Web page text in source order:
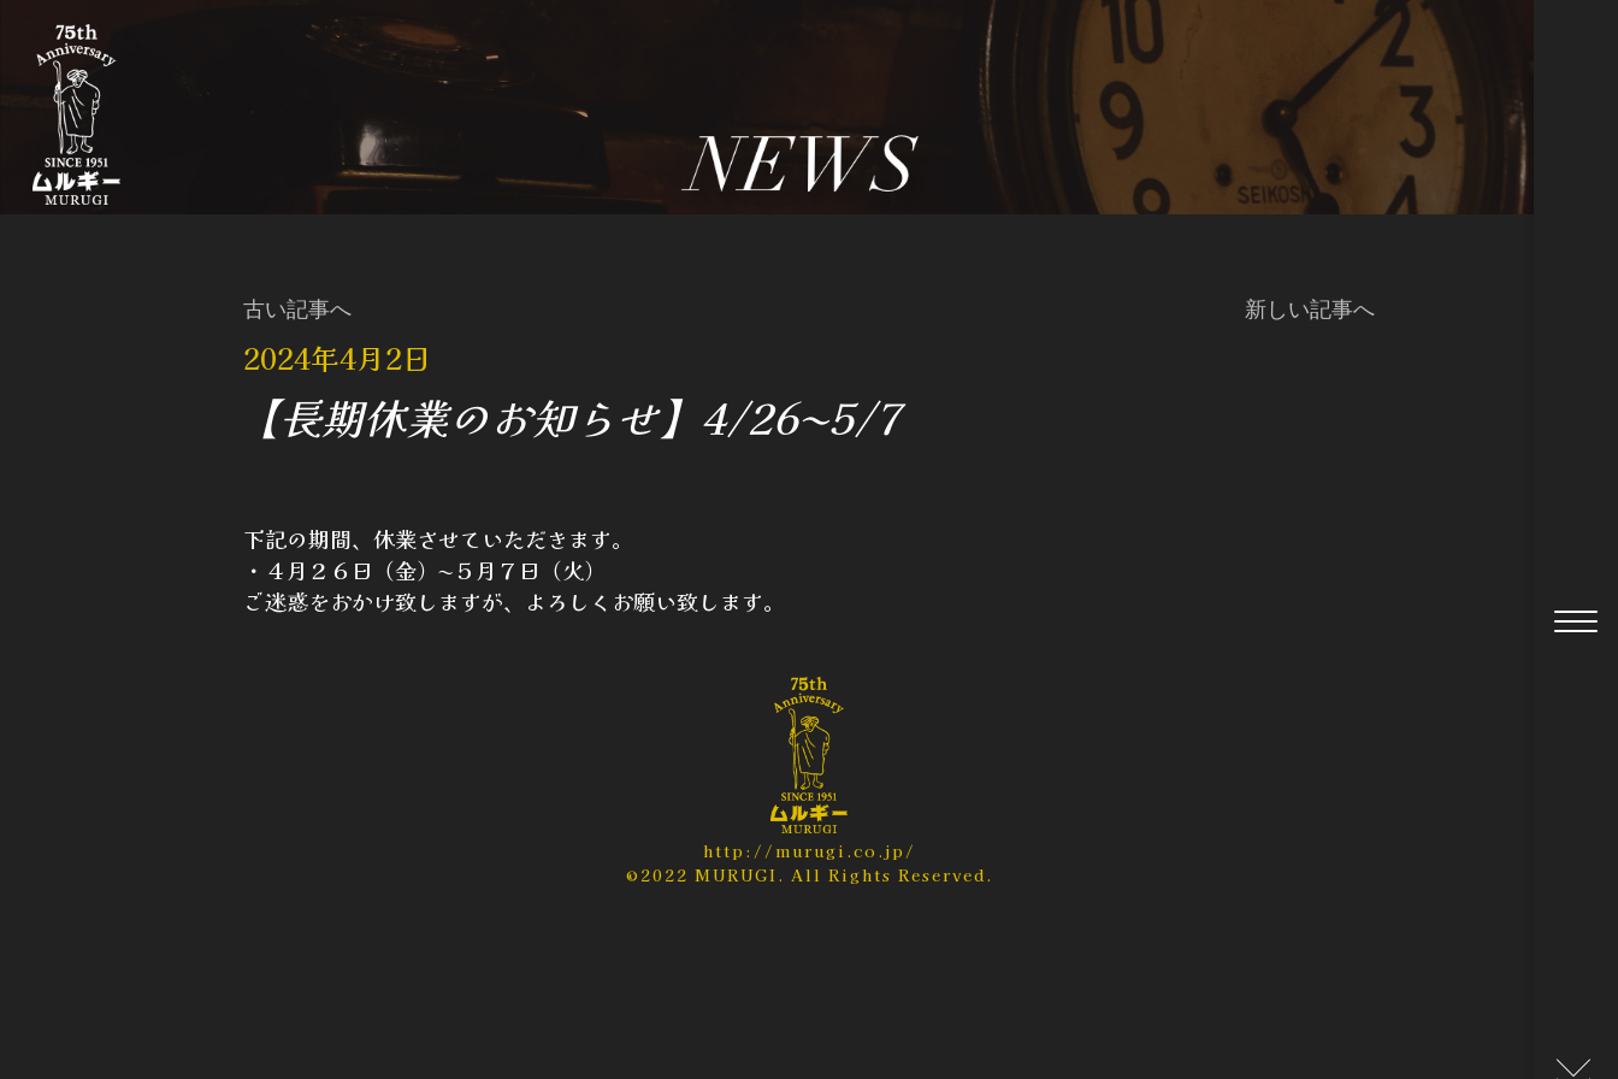
古い記事へ 新しい記事へ
2024年4月2日
【長期休業のお知らせ】4/26〜5/7
下記の期間、休業させていただきます。
・４月２６日（金）〜５月７日（火）
ご迷惑をおかけ致しますが、よろしくお願い致します。
http://murugi.co.jp/
©2022 MURUGI. All Rights Reserved.